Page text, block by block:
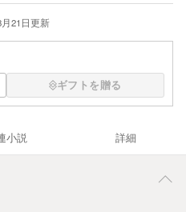
21日更新
ギフトを贈る
小説 詳細